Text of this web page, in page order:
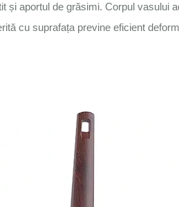
și aportul de grăsimi. Corpul vasului
cu suprafața previne eficient